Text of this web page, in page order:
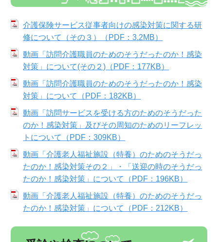
介護保険サービス従事者向けの感染対策に関する研
修について（その３）（PDF：3.2MB）
動画「訪問介護職員のためのそうだったのか！感染
対策」について(その２)（PDF：177KB）
動画「訪問介護職員のためのそうだったのか！感染
対策」について（PDF：182KB）
動画「訪問サービスを受ける方のためのそうだった
のか！感染対策」及びその周知のためのリーフレッ
トについて（PDF：309KB）
動画「介護老人福祉施設（特養）のためのそうだっ
たのか！感染対策その２」・「送迎の時のそうだっ
たのか！感染対策」について（PDF：196KB）
動画「介護老人福祉施設（特養）のためのそうだっ
たのか！感染対策」について（PDF：212KB）